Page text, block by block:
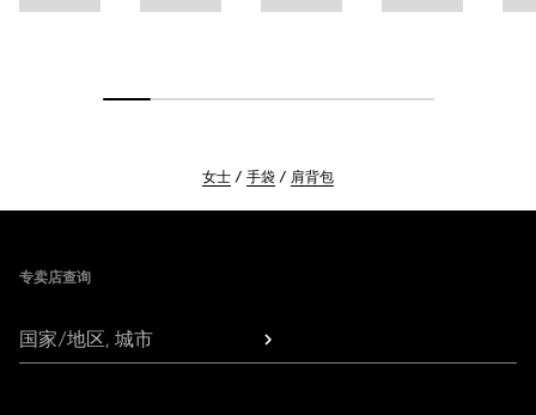
女士 手袋 肩背包
专卖店查询
国家/地区, 城市